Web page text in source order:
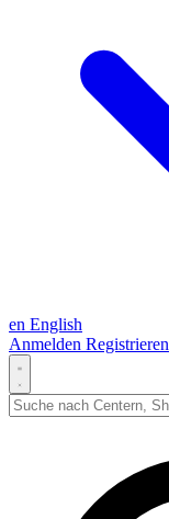
en English
Anmelden Registrieren